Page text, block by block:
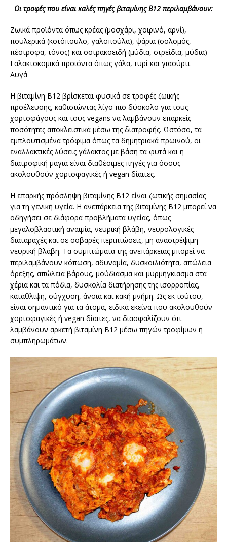
Οι τροφές που είναι καλές πηγές βιταμίνης Β12 περιλαμβάνουν:
Ζωικά προϊόντα όπως κρέας (μοσχάρι, χοιρινό, αρνί),
πουλερικά (κοτόπουλο, γαλοπούλα), ψάρια (σολομός,
πέστροφα, τόνος) και οστρακοειδή (μύδια, στρείδια, μύδια)
Γαλακτοκομικά προϊόντα όπως γάλα, τυρί και γιαούρτι
Αυγά
Η βιταμίνη Β12 βρίσκεται φυσικά σε τροφές ζωικής
προέλευσης, καθιστώντας λίγο πιο δύσκολο για τους
χορτοφάγους και τους vegans να λαμβάνουν επαρκείς
ποσότητες αποκλειστικά μέσω της διατροφής. Ωστόσο, τα
εμπλουτισμένα τρόφιμα όπως τα δημητριακά πρωινού, οι
εναλλακτικές λύσεις γάλακτος με βάση τα φυτά και η
διατροφική μαγιά είναι διαθέσιμες πηγές για όσους
ακολουθούν χορτοφαγικές ή vegan δίαιτες.
Η επαρκής πρόσληψη βιταμίνης Β12 είναι ζωτικής σημασίας
για τη γενική υγεία. Η ανεπάρκεια της βιταμίνης Β12 μπορεί να
οδηγήσει σε διάφορα προβλήματα υγείας, όπως
μεγαλοβλαστική αναιμία, νευρική βλάβη, νευρολογικές
διαταραχές και σε σοβαρές περιπτώσεις, μη αναστρέψιμη
νευρική βλάβη. Τα συμπτώματα της ανεπάρκειας μπορεί να
περιλαμβάνουν κόπωση, αδυναμία, δυσκοιλιότητα, απώλεια
όρεξης, απώλεια βάρους, μούδιασμα και μυρμήγκιασμα στα
χέρια και τα πόδια, δυσκολία διατήρησης της ισορροπίας,
κατάθλιψη, σύγχυση, άνοια και κακή μνήμη. Ως εκ τούτου,
είναι σημαντικό για τα άτομα, ειδικά εκείνα που ακολουθούν
χορτοφαγικές ή vegan δίαιτες, να διασφαλίζουν ότι
λαμβάνουν αρκετή βιταμίνη Β12 μέσω πηγών τροφίμων ή
συμπληρωμάτων.